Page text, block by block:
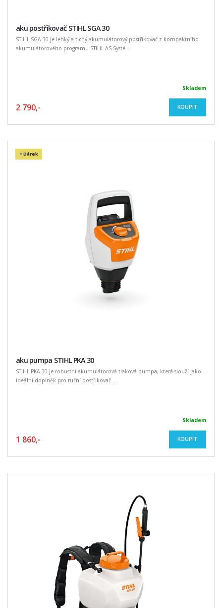
aku postřikovač STIHL SGA 30
STIHL SGA 30 je lehký a tichý akumulátorový postřikovač z kompaktního
akumulátorového programu STIHL AS-Systé ...
Skladem
2 790,- KOUPIT
+ Dárek
aku pumpa STIHL PKA 30
STIHL PKA 30 je robustní akumulátorová tlaková pumpa, která slouží jako
ideální doplněk pro ruční postřikovač ...
Skladem
1 860,- KOUPIT